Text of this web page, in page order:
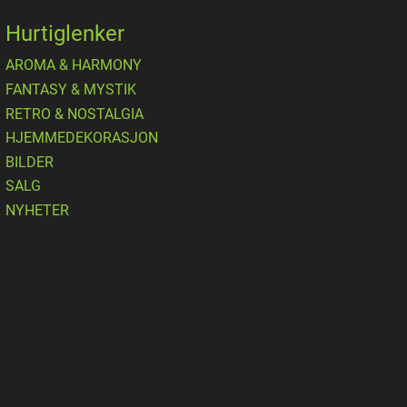
Hurtiglenker
AROMA & HARMONY
FANTASY & MYSTIK
RETRO & NOSTALGIA
HJEMMEDEKORASJON
BILDER
SALG
NYHETER